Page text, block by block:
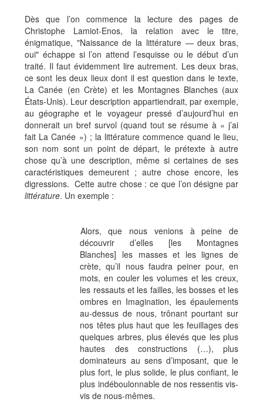
Dès que l’on commence la lecture des pages de
Christophe Lamiot-Enos, la relation avec le titre,
énigmatique, "Naissance de la littérature — deux bras,
oui" échappe si l’on attend l’esquisse ou le début d’un
traité. Il faut évidemment lire autrement. Les deux bras,
ce sont les deux lieux dont il est question dans le texte,
La Canée (en Crète) et les Montagnes Blanches (aux
États-Unis). Leur description appartiendrait, par exemple,
au géographe et le voyageur pressé d’aujourd’hui en
donnerait un bref survol (quand tout se résume à « j’ai
fait La Canée ») ; la littérature commence quand le lieu,
son nom sont un point de départ, le prétexte à autre
chose qu’à une description, même si certaines de ses
caractéristiques demeurent ; autre chose encore, les
digressions. Cette autre chose : ce que l’on désigne par
littérature. Un exemple :
Alors, que nous venions à peine de
découvrir d’elles [les Montagnes
Blanches] les masses et les lignes de
crète, qu’il nous faudra peiner pour, en
mots, en couler les volumes et les creux,
les ressauts et les failles, les bosses et les
ombres en Imagination, les épaulements
au-dessus de nous, trônant pourtant sur
nos têtes plus haut que les feuillages des
quelques arbres, plus élevés que les plus
hautes des constructions (…), plus
dominateurs au sens d’imposant, que le
plus fort, le plus solide, le plus confiant, le
plus indéboulonnable de nos ressentis vis-
vis de nous-mêmes.